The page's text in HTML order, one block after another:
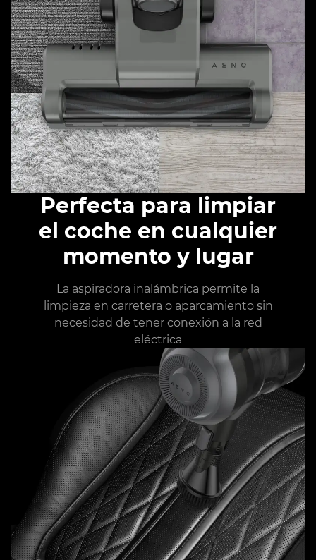
Perfecta para limpiar
el coche en cualquier
momento y lugar
La aspiradora inalámbrica permite la
limpieza en carretera o aparcamiento sin
necesidad de tener conexión a la red
eléctrica